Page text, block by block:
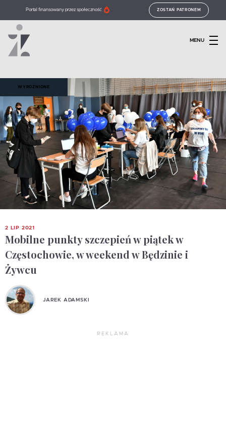
Portal finansowany przez społeczność ZOSTAŃ PATRONEM
MENU
WYRÓŻNIONE
2 LIP 2021
Mobilne punkty szczepień w piątek w
Częstochowie, w weekend w Będzinie i
Żywcu
JAREK ADAMSKI
REKLAMA